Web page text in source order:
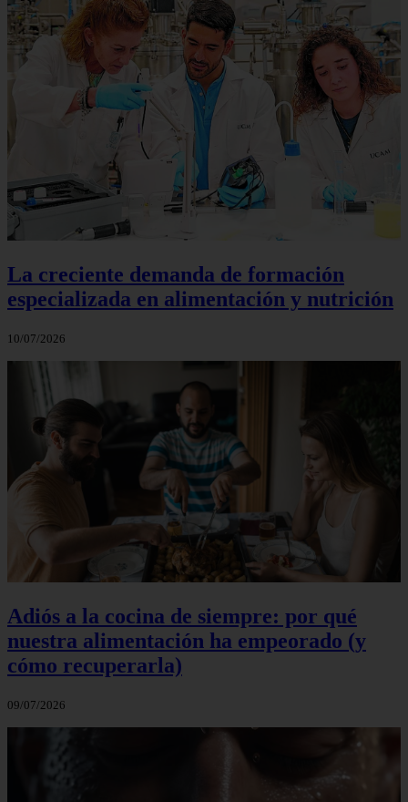
La creciente demanda de formación
especializada en alimentación y nutrición
10/07/2026
Adiós a la cocina de siempre: por qué
nuestra alimentación ha empeorado (y
cómo recuperarla)
09/07/2026